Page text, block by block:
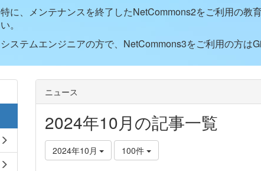
特に、メンテナンスを終了したNetCommons2をご利用の教
い。
システムエンジニアの方で、NetCommons3をご利用の方は
ニュース
2024年10月の記事一覧
2024年10月 100件